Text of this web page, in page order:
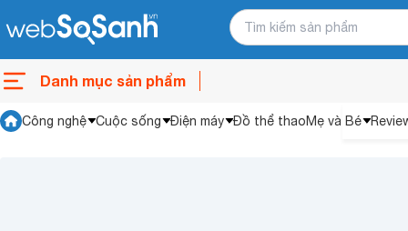
Danh mục sản phẩm
Công nghệ Cuộc sống Điện máy Đồ thể thaoMẹ và Bé